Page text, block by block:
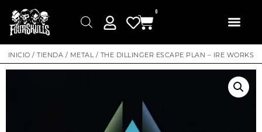
0
INICIO /TIENDA / METAL / THE DILLINGER ESCAPE PLAN – IRE WORKS